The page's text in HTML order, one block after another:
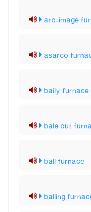
arc-image
asarco
baily furnace
bale out
ball furnace
balling